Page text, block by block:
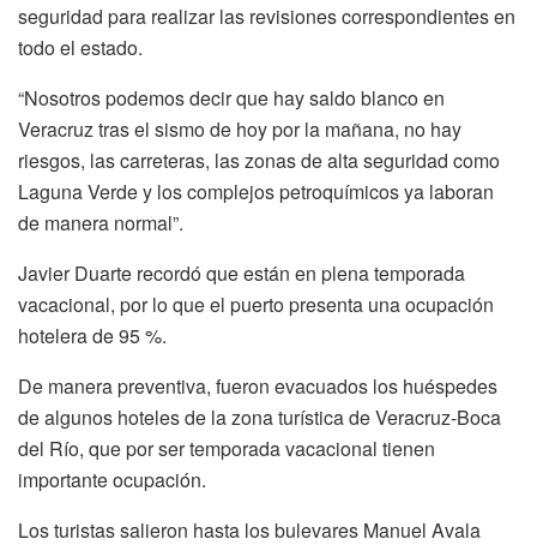
seguridad para realizar las revisiones correspondientes en
todo el estado.
“Nosotros podemos decir que hay saldo blanco en
Veracruz tras el sismo de hoy por la mañana, no hay
riesgos, las carreteras, las zonas de alta seguridad como
Laguna Verde y los complejos petroquímicos ya laboran
de manera normal”.
Javier Duarte recordó que están en plena temporada
vacacional, por lo que el puerto presenta una ocupación
hotelera de 95 %.
De manera preventiva, fueron evacuados los huéspedes
de algunos hoteles de la zona turística de Veracruz-Boca
del Río, que por ser temporada vacacional tienen
importante ocupación.
Los turistas salieron hasta los bulevares Manuel Avala